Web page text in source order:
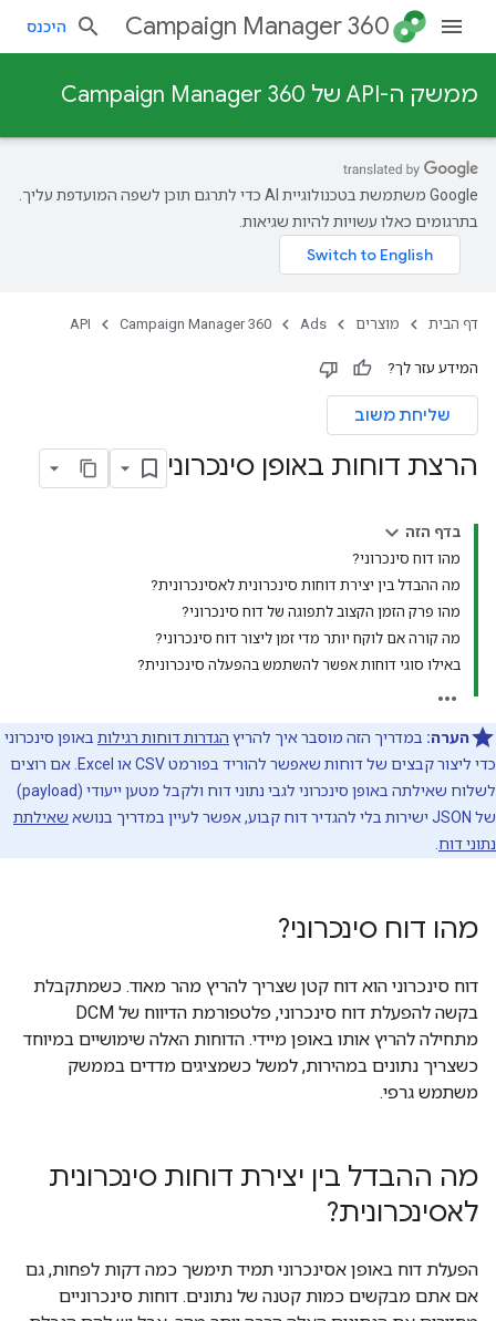
Campaign Manager 360 היכנס
ממשק ה-API של Campaign Manager 360
‫Google משתמשת בטכנולוגיית AI כדי לתרגם תוכן לשפה המועדפת עליך.
בתרגומים כאלו עשויות להיות שגיאות.
דף הבית מוצרים Ads
Campaign Manager 360
API
המידע עזר לך?
שליחת משוב
הרצת דוחות באופן סינכרוני
בדף הזה
מהו דוח סינכרוני?
מה ההבדל בין יצירת דוחות סינכרונית לאסינכרונית?
מהו פרק הזמן הקצוב לתפוגה של דוח סינכרוני?
מה קורה אם לוקח יותר מדי זמן ליצור דוח סינכרוני?
באילו סוגי דוחות אפשר להשתמש בהפעלה סינכרונית?
הערה: במדריך הזה מוסבר איך להריץ הגדרות דוחות רגילות באופן סינכרוני
כדי ליצור קבצים של דוחות שאפשר להוריד בפורמט CSV או Excel. אם רוצים
לשלוח שאילתה באופן סינכרוני לגבי נתוני דוח ולקבל מטען ייעודי (payload)
של JSON ישירות בלי להגדיר דוח קבוע, אפשר לעיין במדריך בנושא
שאילתת
נתוני דוח
מהו דוח סינכרוני?
דוח סינכרוני הוא דוח קטן שצריך להריץ מהר מאוד. כשמתקבלת
בקשה להפעלת דוח סינכרוני, פלטפורמת הדיווח של DCM
מתחילה להריץ אותו באופן מיידי. הדוחות האלה שימושיים במיוחד
כשצריך נתונים במהירות, למשל כשמציגים מדדים בממשק
משתמש גרפי.
מה ההבדל בין יצירת דוחות סינכרונית
לאסינכרונית?
הפעלת דוח באופן אסינכרוני תמיד תימשך כמה דקות לפחות, גם
אם אתם מבקשים כמות קטנה של נתונים. דוחות סינכרוניים